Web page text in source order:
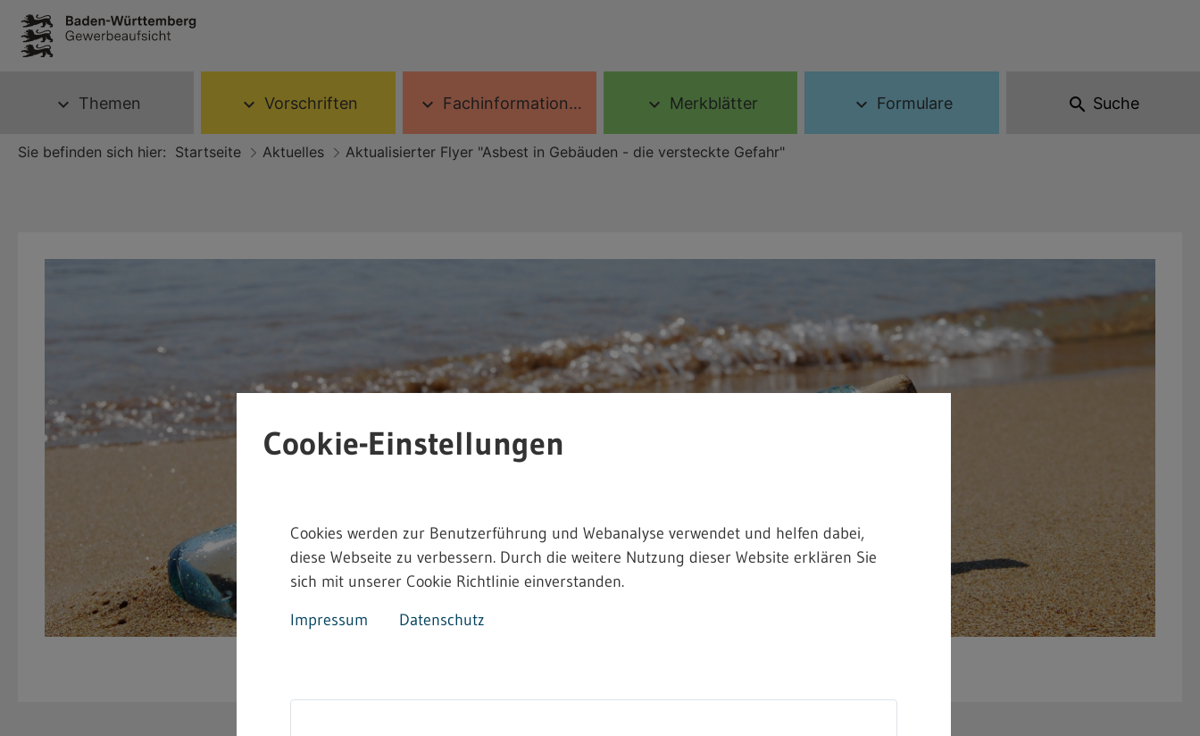
expand_more Themen expand_more Vorschriften expand_more Fachinformationen expand_more Merkblätter expand_more Formulare search Suche
Sie befinden sich hier: Startseite Aktuelles Aktualisierter Flyer "Asbest in Gebäuden - die versteckte Gefahr"
Cookie-Einstellungen
Cookies werden zur Benutzerführung und Webanalyse verwendet und helfen dabei,
diese Webseite zu verbessern. Durch die weitere Nutzung dieser Website erklären Sie
sich mit unserer Cookie Richtlinie einverstanden.
Impressum
Datenschutz